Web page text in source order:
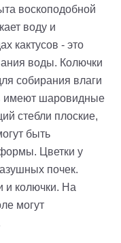
воскоподобной
воду и
кактусов - это
воды. Колючки
собирания влаги
имеют шаровидные
стебли плоские,
быть
Цветки у
почек.
и колючки. На
могут